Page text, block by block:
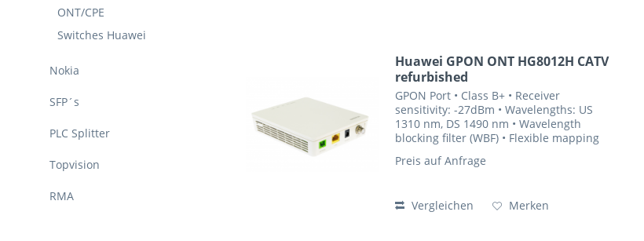
ONT/CPE
Switches Huawei
Nokia
SFP´s
PLC Splitter
Topvision
RMA
Huawei GPON ONT HG8012H CATV
refurbished
GPON Port • Class B+ • Receiver
sensitivity: -27dBm • Wavelengths: US
1310 nm, DS 1490 nm • Wavelength
blocking filter (WBF) • Flexible mapping
consistent with the SN or password
Preis auf Anfrage
Vergleichen Merken